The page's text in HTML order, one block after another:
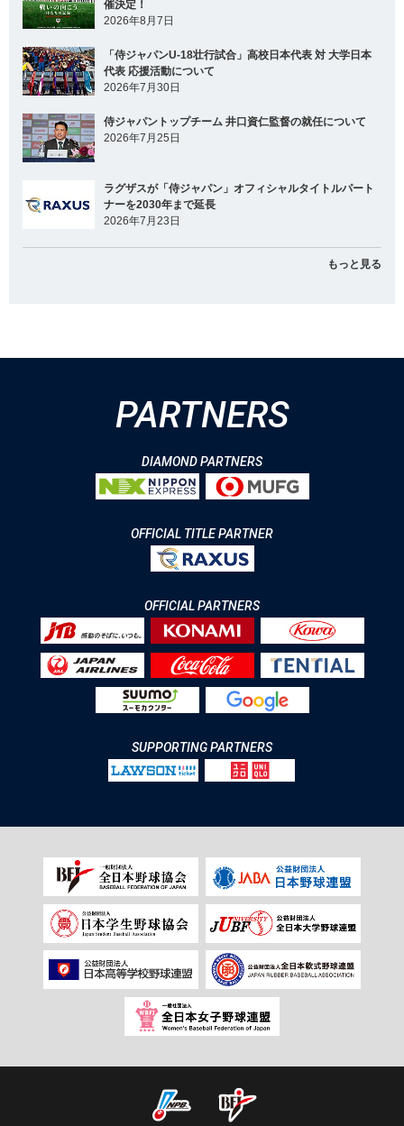
催決定！
2026年8月7日
「侍ジャパンU-18壮行試合」高校日本代表 対 大学日本
代表 応援活動について
2026年7月30日
侍ジャパントップチーム 井口資仁監督の就任について
2026年7月25日
ラグザスが「侍ジャパン」オフィシャルタイトルパート
ナーを2030年まで延長
2026年7月23日
もっと見る
PARTNERS
DIAMOND PARTNERS
OFFICIAL TITLE PARTNER
OFFICIAL PARTNERS
SUPPORTING PARTNERS